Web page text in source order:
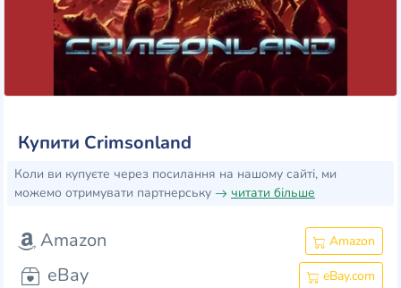
Купити Crimsonland
Коли ви купуєте через посилання на нашому сайті, ми
можемо отримувати партнерську
читати більше
Amazon Amazon
eBay eBay.com